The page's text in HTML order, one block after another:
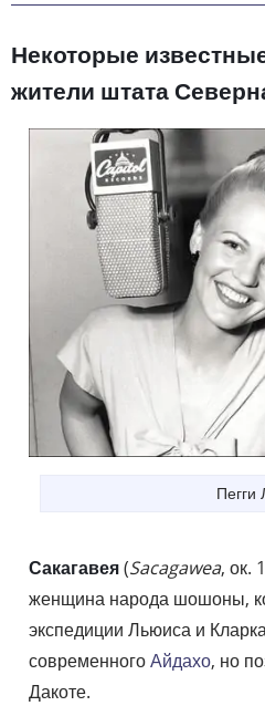
Некоторые
жители штата
Пегги
Сакагавея(Sacagawea, ок.
женщина народа шошоны,
экспедиции Льюиса и
современногоАйдахо, но
Дакоте.